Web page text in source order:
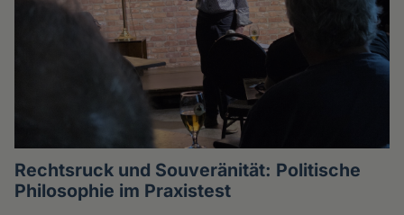
Rechtsruck und Souveränität: Politische
Philosophie im Praxistest